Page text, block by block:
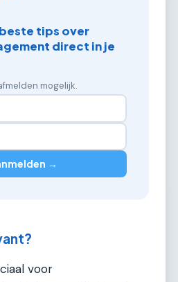
tips over
direct in je
mogelijk.
→
voor